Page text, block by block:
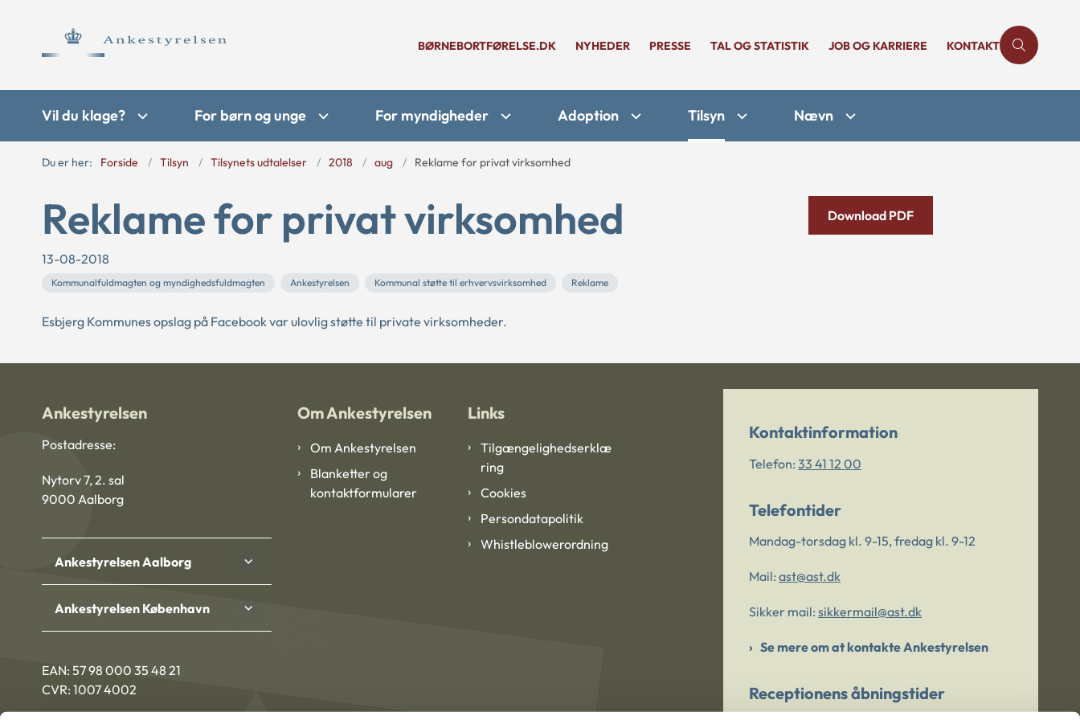
BØRNEBORTFØRELSE.DK NYHEDER PRESSE TAL OG STATISTIK JOB OG KARRIERE KONTAKT
Vil du klage? For børn og unge For myndigheder Adoption Tilsyn Nævn
Du er her: Forside Tilsyn Tilsynets udtalelser 2018 aug Reklame for privat virksomhed
Reklame for privat virksomhed
13-08-2018
Kommunalfuldmagten og myndighedsfuldmagten Ankestyrelsen Kommunal støtte til erhvervsvirksomhed Reklame
Esbjerg Kommunes opslag på Facebook var ulovlig støtte til private virksomheder.
Download PDF
Ankestyrelsen
Postadresse:
Nytorv 7, 2. sal
9000 Aalborg
Ankestyrelsen Aalborg
Ankestyrelsen København
EAN: 57 98 000 35 48 21
CVR: 1007 4002
Om Ankestyrelsen
Om Ankestyrelsen
Blanketter og
kontaktformularer
Links
Tilgængelighedserklæ
ring
Cookies
Persondatapolitik
Whistleblowerordning
Kontaktinformation
Telefon: 33 41 12 00
Telefontider
Mandag-torsdag kl. 9-15, fredag kl. 9-12
Mail: ast@ast.dk
Sikker mail: sikkermail@ast.dk
Se mere om at kontakte Ankestyrelsen
Receptionens åbningstider